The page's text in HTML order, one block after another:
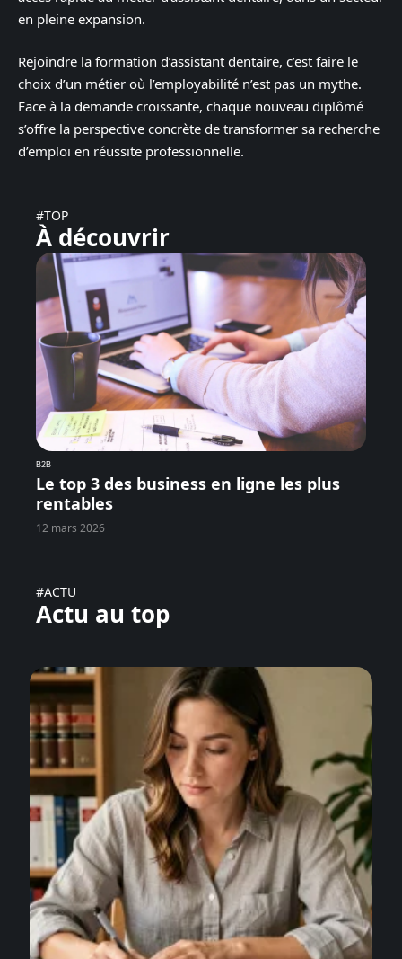
en pleine expansion.
Rejoindre la formation d’assistant dentaire, c’est faire le
choix d’un métier où l’employabilité n’est pas un mythe.
Face à la demande croissante, chaque nouveau diplômé
s’offre la perspective concrète de transformer sa recherche
d’emploi en réussite professionnelle.
#TOP
À découvrir
B2B
Le top 3 des business en ligne les plus
rentables
12 mars 2026
#ACTU
Actu au top